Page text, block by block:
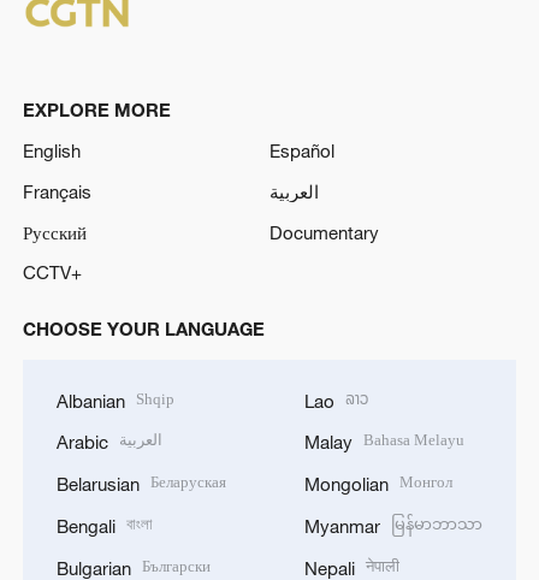
EXPLORE MORE
English
Español
Français
العربية
Русский
Documentary
CCTV+
CHOOSE YOUR LANGUAGE
Albanian Shqip
Arabic العربية
Belarusian Беларуская
Bengali বাংলা
Bulgarian Български
Lao ລາວ
Malay Bahasa Melayu
Mongolian Монгол
Myanmar မြန်မာဘာသာ
Nepali नेपाली